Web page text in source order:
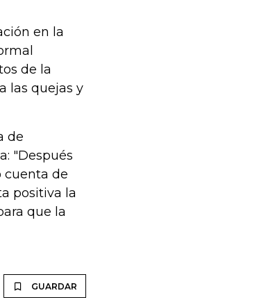
en la
de la
las quejas y
de
"Después
cuenta de
positiva la
que la
GUARDAR